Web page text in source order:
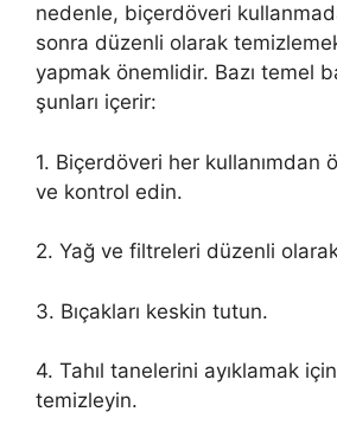
nedenle, biçerdöveri
sonra düzenli olarak
yapmak önemlidir. Bazı temel
şunları içerir:
1. Biçerdöveri her kullanımdan
ve kontrol edin.
2. Yağ ve filtreleri düzenli
3. Bıçakları keskin tutun.
4. Tahıl tanelerini ayıklamak
temizleyin.